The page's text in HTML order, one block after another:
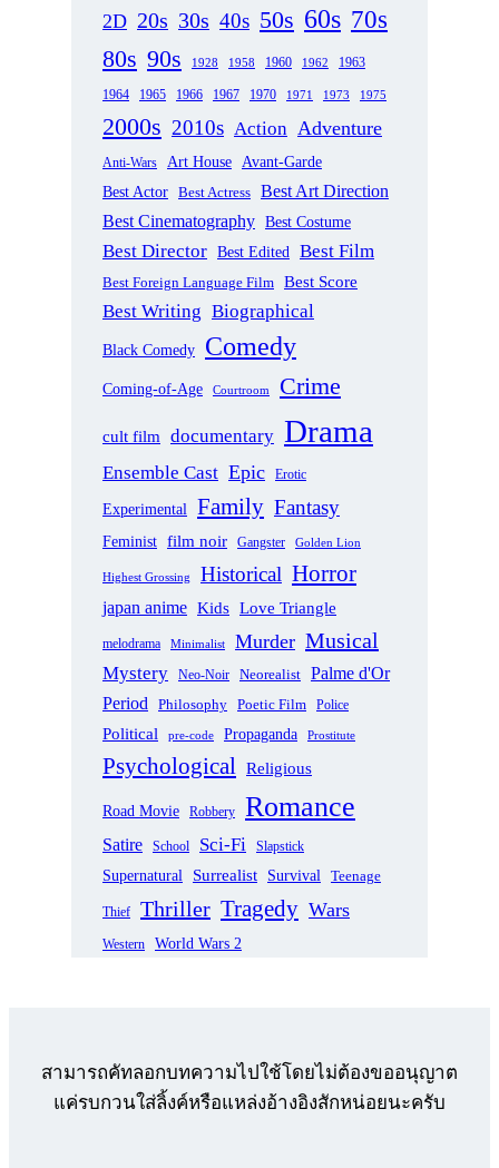
2D 20s 30s 40s 50s 60s 70s
80s 90s 1928 1958 1960 1962 1963
1964 1965 1966 1967 1970 1971 1973 1975
2000s 2010s Action Adventure
Anti-Wars Art House
Avant-Garde
Best Actor Best Actress Best Art Direction
Best Cinematography Best Costume
Best Director Best Edited Best Film
Best Foreign Language Film Best Score
Best Writing Biographical
Black Comedy Comedy
Coming-of-Age Courtroom Crime
cult film documentary Drama
Ensemble Cast Epic Erotic
Experimental Family Fantasy
Feminist film noir Gangster Golden Lion
Highest Grossing Historical Horror
japan anime Kids Love Triangle
melodrama Minimalist Murder Musical
Mystery Neo-Noir Neorealist Palme d'Or
Period Philosophy Poetic Film Police
Political pre-code Propaganda Prostitute
Psychological Religious
Road Movie Robbery Romance
Satire School Sci-Fi Slapstick
Supernatural Surrealist Survival Teenage
Thief Thriller Tragedy Wars
Western World Wars 2
สามารถคัทลอกบทความไปใช้โดยไม่ต้องขออนุญาต
แค่รบกวนใส่ลิ้งค์หรือแหล่งอ้างอิงสักหน่อยนะครับ